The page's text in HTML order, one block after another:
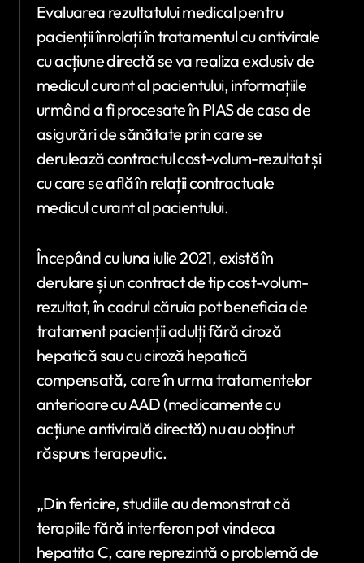
Evaluarea rezultatului medical pentru
pacienții înrolați în tratamentul cu antivirale
cu acțiune directă se va realiza exclusiv de
medicul curant al pacientului, informațiile
urmând a fi procesate în PIAS de casa de
asigurări de sănătate prin care se
derulează contractul cost-volum-rezultat și
cu care se află în relații contractuale
medicul curant al pacientului.
Începând cu luna iulie 2021, există în
derulare și un contract de tip cost-volum-
rezultat, în cadrul căruia pot beneficia de
tratament pacienții adulți fără ciroză
hepatică sau cu ciroză hepatică
compensată, care în urma tratamentelor
anterioare cu AAD (medicamente cu
acțiune antivirală directă) nu au obținut
răspuns terapeutic.
„Din fericire, studiile au demonstrat că
terapiile fără interferon pot vindeca
hepatita C, care reprezintă o problemă de